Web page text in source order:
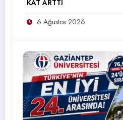
KAT ARTTI
6 Ağustos 2026